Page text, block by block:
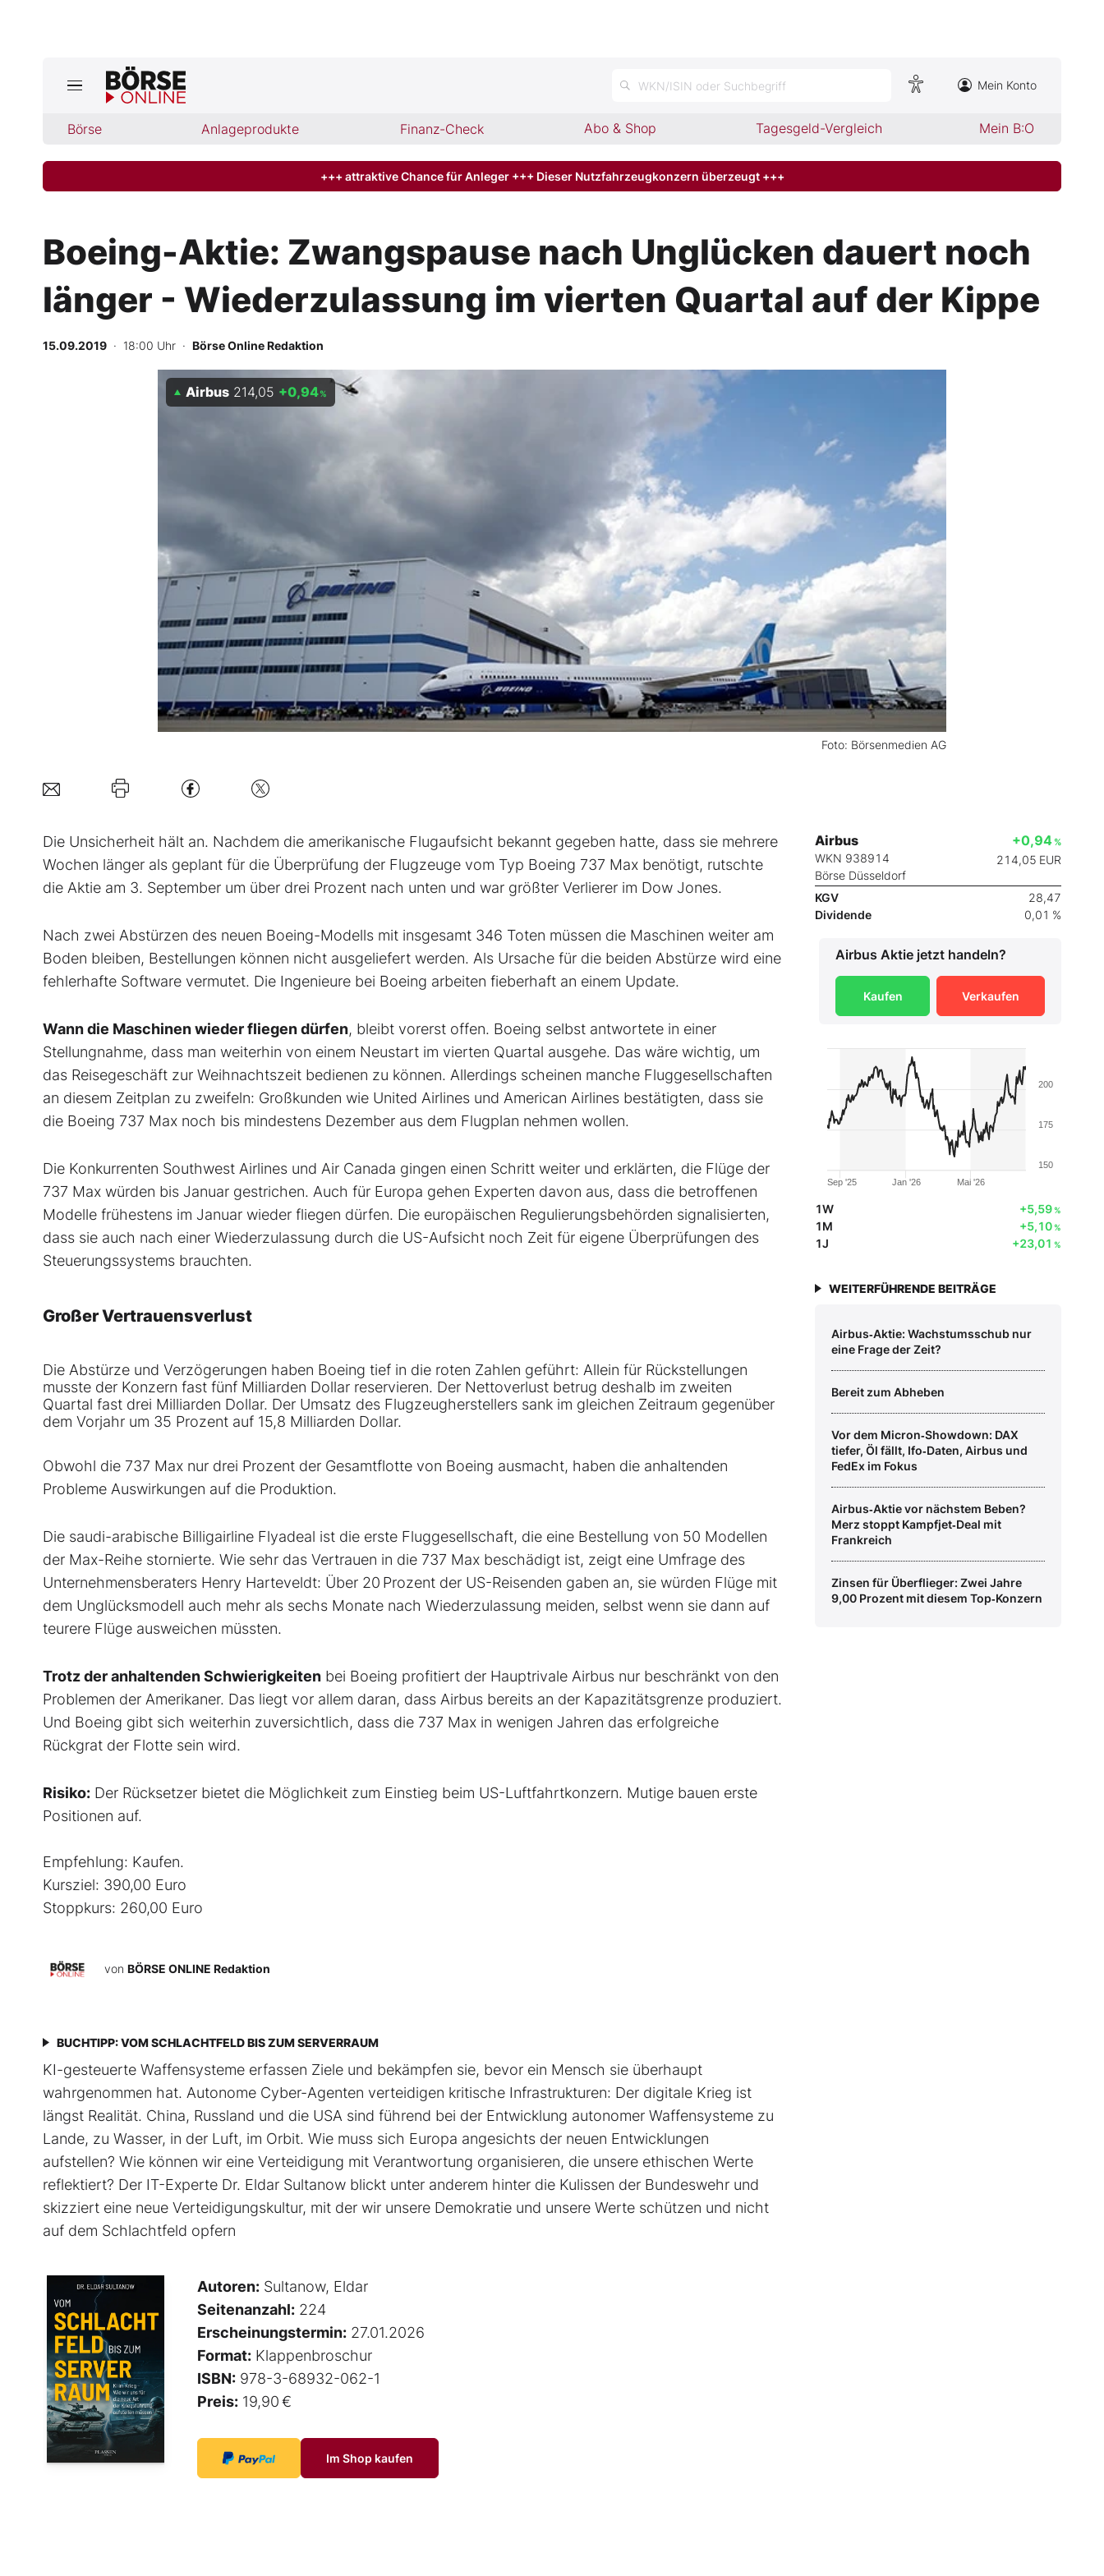
WKN/ISIN oder Suchbegriff Mein Konto
Börse Anlageprodukte Finanz-Check Abo & Shop Tagesgeld-Vergleich Mein B:O
Jetzt aktuelle Ausgabe BÖRSE ONLINE lesen
Finanz-Check
Abo & Shop
BO-Musterdepots
Experten
Mein Konto
Folgen Sie uns
Kontakt
+++ attraktive Chance für Anleger +++ Dieser Nutzfahrzeugkonzern überzeugt +++
Boeing-Aktie: Zwangspause nach Unglücken dauert noch
länger - Wiederzulassung im vierten Quartal auf der Kippe
15.09.2019 · 18:00 Uhr · Börse Online Redaktion
Foto: Börsenmedien AG
Airbus 214,05 +0,94%
Die Unsicherheit hält an. Nachdem die amerikanische Flugaufsicht bekannt gegeben hatte, dass sie mehrere
Wochen länger als geplant für die Überprüfung der Flugzeuge vom Typ Boeing 737 Max benötigt, rutschte
die Aktie am 3. September um über drei Prozent nach unten und war größter Verlierer im Dow Jones.
Nach zwei Abstürzen des neuen Boeing-Modells mit ins­gesamt 346 Toten müssen die Maschinen weiter am
Boden bleiben, Bestellungen können nicht ausgeliefert werden. Als Ursache für die beiden Abstürze wird eine
fehlerhafte Software vermutet. Die Ingenieure bei ­Boeing arbeiten fieberhaft an ­einem Update.
Wann die Maschinen wieder fliegen dürfen, bleibt vorerst offen. Boeing selbst antwortete in einer
Stellungnahme, dass man weiterhin von einem Neustart im vierten Quartal ausgehe. Das wäre wichtig, um
das Reise­geschäft zur Weihnachtszeit bedienen zu können. Allerdings scheinen manche Fluggesellschaften
an diesem Zeitplan zu zweifeln: Großkunden wie United Airlines und American Airlines bestätigten, dass sie
die Boeing 737 Max noch bis mindestens Dezember aus dem Flugplan nehmen wollen.
Die Konkurrenten Southwest Airlines und Air Canada gingen einen Schritt weiter und erklärten, die Flüge der
737 Max würden bis Januar gestrichen. Auch für Europa gehen Experten davon aus, dass die betroffenen
Modelle frühestens im Januar wieder fliegen dürfen. Die europäischen Regulierungsbehörden signalisierten,
dass sie auch nach einer Wiederzulassung durch die US-Aufsicht noch Zeit für eigene Überprüfungen des
Steuerungssystems brauchten.
Großer Vertrauensverlust
Die Abstürze und Verzögerungen haben Boeing tief in die roten Zahlen geführt: Allein für Rückstellungen
musste der Konzern fast fünf Milliarden Dollar reservieren. Der Nettoverlust betrug deshalb im zweiten
Quartal fast drei Milliarden Dollar. Der Umsatz des Flugzeugherstellers sank im gleichen Zeitraum gegenüber
dem Vorjahr um 35 Prozent auf 15,8 Milliarden Dollar.
Obwohl die 737 Max nur drei Prozent der Gesamtflotte von Boeing ausmacht, haben die ­anhaltenden
Probleme Auswirkungen auf die Produktion.
Die saudi-arabische Billigairline Flyadeal ist die erste Fluggesellschaft, die eine Bestellung von 50 Modellen
der Max-Reihe stornierte. Wie sehr das Vertrauen in die 737 Max beschädigt ist, zeigt eine Umfrage des
Unternehmensberaters Henry Harteveldt: Über 20 Prozent der US-­Reisenden gaben an, sie würden Flüge mit
dem Unglücksmodell auch mehr als sechs Monate nach Wiederzulassung meiden, selbst wenn sie dann auf
teurere Flüge ausweichen müssten.
Trotz der anhaltenden Schwierigkeiten bei Boeing profitiert der Hauptrivale Airbus nur beschränkt von den
Problemen der Amerikaner. Das liegt vor allem daran, dass Airbus ­bereits an der Kapazitätsgrenze produziert.
Und Boeing gibt sich weiterhin zuversichtlich, dass die 737 Max in wenigen Jahren das erfolgreiche
Rückgrat der Flotte sein wird.
Risiko: Der Rücksetzer bietet die Möglichkeit zum Einstieg beim US-Luftfahrtkonzern. Mutige bauen erste
Positionen auf.
Empfehlung: Kaufen.
Kursziel: 390,00 Euro
Stoppkurs: 260,00 Euro
von BÖRSE ONLINE Redaktion
BUCHTIPP: VOM SCHLACHTFELD BIS ZUM SERVERRAUM
KI-gesteuerte Waffensysteme erfassen Ziele und bekämpfen sie, bevor ein Mensch sie überhaupt
wahrgenommen hat. Autonome Cyber-Agenten verteidigen kritische Infrastrukturen: Der digitale Krieg ist
längst Realität. China, Russland und die USA sind führend bei der Entwicklung autonomer Waffensysteme zu
Lande, zu Wasser, in der Luft, im Orbit. Wie muss sich Europa angesichts der neuen Entwicklungen
aufstellen? Wie können wir eine Verteidigung mit Verantwortung organisieren, die unsere ethischen Werte
reflektiert? Der IT-Experte Dr. Eldar Sultanow blickt unter anderem hinter die Kulissen der Bundeswehr und
skizziert eine neue Verteidigungskultur, mit der wir unsere Demokratie und unsere Werte schützen und nicht
auf dem Schlachtfeld opfern
Autoren: Sultanow, Eldar
Seitenanzahl: 224
Erscheinungstermin: 27.01.2026
Format: Klappenbroschur
ISBN: 978-3-68932-062-1
Preis: 19,90 €
Im Shop kaufen
Airbus
WKN 938914
Börse Düsseldorf
+0,94 %
214,05 EUR
KGV
28,47
Dividende
0,01 %
Airbus Aktie jetzt handeln?
Kaufen Verkaufen
Jan '26
Sep '25 Mai '26
150
175
200
1W +5,59%
1M +5,10%
1J +23,01 %
WEITERFÜHRENDE BEITRÄGE
Airbus‑Aktie: Wachstumsschub nur
eine Frage der Zeit?
Bereit zum Abheben
Vor dem Micron‑Showdown: DAX
tiefer, Öl fällt, Ifo‑Daten, Airbus und
FedEx im Fokus
Airbus‑Aktie vor nächstem Beben?
Merz stoppt Kampfjet‑Deal mit
Frankreich
Zinsen für Überflieger: Zwei Jahre
9,00 Prozent mit diesem Top‑Konzern